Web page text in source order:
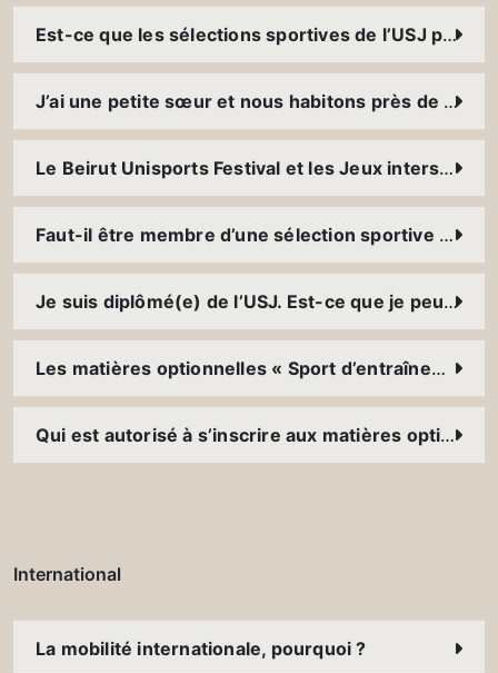
Est-ce que les sélections sportives de l’USJ participent à des tournois à l’international ?
J’ai une petite sœur et nous habitons près de l’USJ, est-ce qu’il y a des programmes d’entraînements et de compétitions pour les enfants ?
Le Beirut Unisports Festival et les Jeux interscolaires de l’USJ ; comment vivre l’expérience ?
Faut-il être membre d’une sélection sportive pour participer au « Beach University Games » ?
Je suis diplômé(e) de l’USJ. Est-ce que je peux toujours pratiquer mon sport à l’USJ ?
Les matières optionnelles « Sport d’entraînements » du Service du sport ; il s’agit de cours à 100% pratiques ou il y a de la théorie ?
Qui est autorisé à s’inscrire aux matières optionnelles « Sport de compétition » du Service du sport ?
International
La mobilité internationale, pourquoi ?